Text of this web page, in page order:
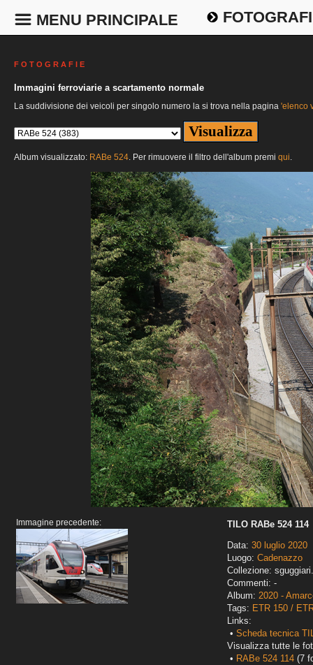
MENU PRINCIPALE
F O T O G R A F I E
Immagini ferroviarie a scartamento normale
La suddivisione dei veicoli per singolo numero la si trova nella pagina 'elenco
Album visualizzato: RABe 524. Per rimuovere il filtro dell'album premi qui.
Immagine precedente:
TILO RABe 524 114
Data: 30 luglio 2020
Luogo: Cadenazzo
Collezione:
Commenti: -
Album: 2020 -
Tags: ETR 150 /
Links:
• Scheda tecnica
Visualizza tutte le
• RABe 524 114 (7